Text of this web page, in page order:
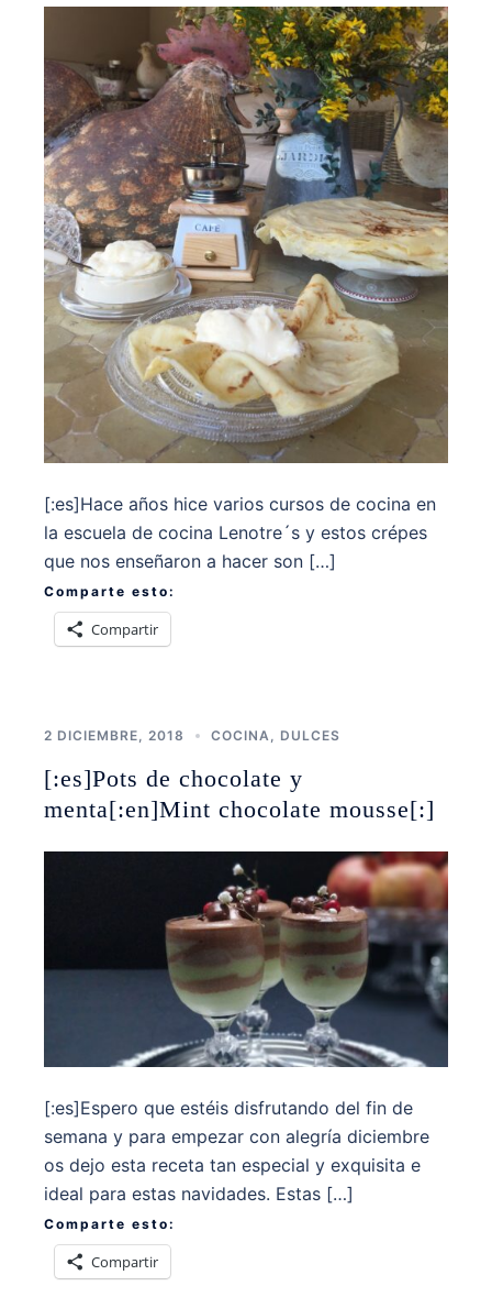
[:es]Hace años hice varios cursos de cocina en
la escuela de cocina Lenotre´s y estos crépes
que nos enseñaron a hacer son […]
Comparte esto:
Compartir
2 DICIEMBRE, 2018 COCINA DULCES
[:es]Pots de chocolate y
menta[:en]Mint chocolate mousse[:]
[:es]Espero que estéis disfrutando del fin de
semana y para empezar con alegría diciembre
os dejo esta receta tan especial y exquisita e
ideal para estas navidades. Estas […]
Comparte esto:
Compartir